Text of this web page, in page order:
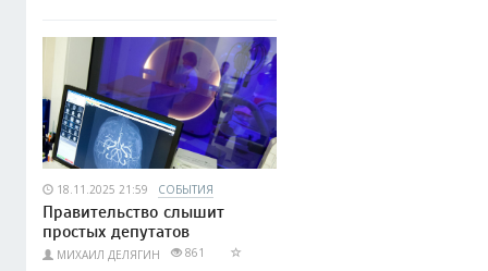
18.11.2025 21:59 СОБЫТИЯ
Правительство слышит
простых депутатов
МИХАИЛ ДЕЛЯГИН 861